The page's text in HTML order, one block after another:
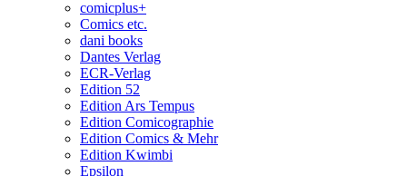
comicplus+
Comics etc.
dani books
Dantes Verlag
ECR-Verlag
Edition 52
Edition Ars Tempus
Edition Comicographie
Edition Comics & Mehr
Edition Kwimbi
Epsilon